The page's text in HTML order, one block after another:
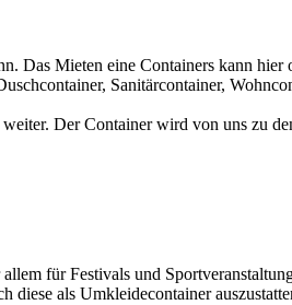
Das Mieten eine Containers kann
Sanitärcontainer,
Der Container wird von uns zu
für Festivals und
diese als Umkleidecontainer